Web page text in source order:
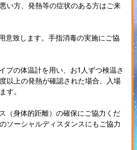
い方、発熱等の症状のある方はご来
意致します。手指消毒の実施にご協
プの体温計を用い、お1人ずつ検温さ
以上の発熱が確認された場合、入場
す。
（身体的距離）の確保にご協力くだ
ソーシャルディスタンスにもご協力